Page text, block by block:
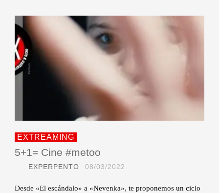
EXTREAMING
5+1= Cine #metoo
EXPERPENTO 08/03/2022
Desde «El escándalo» a «Nevenka», te proponemos un ciclo